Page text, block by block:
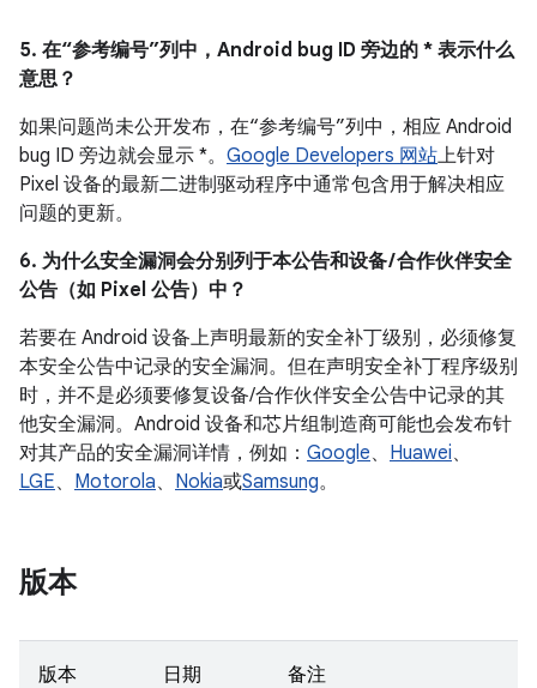
5. 在“参考编号”列中，Android bug ID 旁边的 * 表示什么
意思？
如果问题尚未公开发布，在“参考编号”列中，相应 Android
bug ID 旁边就会显示 *。 Google Developers 网站上针对
Pixel 设备的最新二进制驱动程序中通常包含用于解决相应
问题的更新。
6. 为什么安全漏洞会分别列于本公告和设备 / 合作伙伴安全
公告（如 Pixel 公告）中？
若要在 Android 设备上声明最新的安全补丁级别，必须修复
本安全公告中记录的安全漏洞。但在声明安全补丁程序级别
时，并不是必须要修复设备/合作伙伴安全公告中记录的其
他安全漏洞。Android 设备和芯片组制造商可能也会发布针
对其产品的安全漏洞详情，例如： Google、 Huawei、
LGE、 Motorola、 Nokia或Samsung。
版本
版本 日期 备注